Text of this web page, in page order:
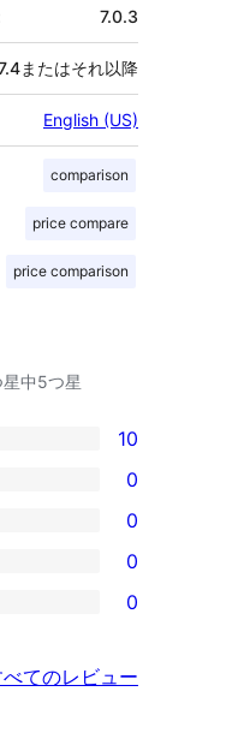
7.0.3
またはそれ以降
English (US)
comparison
price compare
price comparison
中5つ星
10
0
0
0
0
てのレビュー